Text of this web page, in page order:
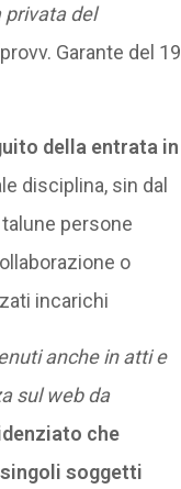
del
Garante del 19
della entrata in
disciplina, sin dal
persone
o
incarichi
anche in atti e
sul web da
che
soggetti